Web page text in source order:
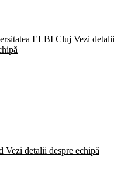
ELBI Cluj Vezi detalii
Vezi detalii despre echipă